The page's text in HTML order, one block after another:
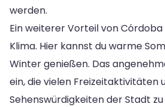
werden.
Ein weiterer Vorteil von
Klima. Hier kannst du warme
Winter genießen. Das
ein, die vielen Freizeitaktivitäten
Sehenswürdigkeiten der Stadt